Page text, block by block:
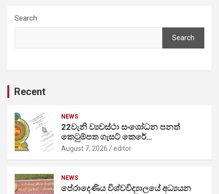
Search
Search
Recent
NEWS
22වැනි ව්‍යවස්ථා සංශෝධන පනත්
කෙටුම්පත ගැසට් කෙරේ…
August 7, 2026 editor
NEWS
පේරාදෙණිය විශ්වවිද්‍යාලයේ අධ්‍යයන